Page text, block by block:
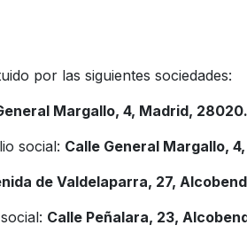
por las siguientes sociedades:
Margallo, 4, Madrid, 28020.
social: Calle General Margallo,
de Valdelaparra, 27,
Calle Peñalara, 23,